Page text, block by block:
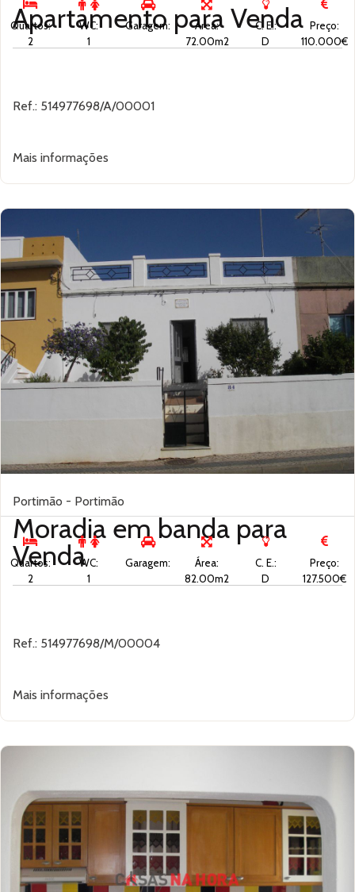
Apartamento paraVenda
Ref.: 514977698/A/00001
Mais informações
Quartos:
2
WC:
1
Garagem:
Área:
72.00m2
C. E.:
D
Preço:
110.000€
Portimão - Portimão
Moradia em banda para
Venda
Ref.: 514977698/M/00004
Mais informações
Quartos:
2
WC:
1
Garagem:
Área:
82.00m2
C. E.:
D
Preço:
127.500€